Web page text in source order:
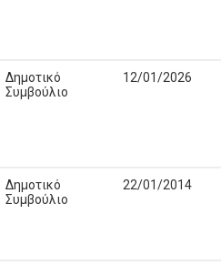
Δημοτικό
Συμβούλιο
12/01/2026
Δημοτικό
Συμβούλιο
22/01/2014